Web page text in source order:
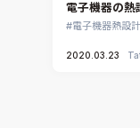
電子機器の熱
電子機器熱設
2020.03.23